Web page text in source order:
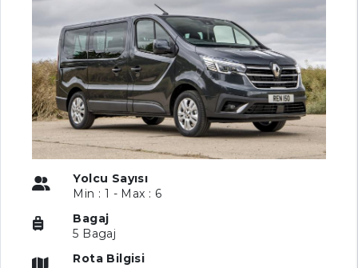
Yolcu Sayısı
Min : 1 - Max : 6
Bagaj
5 Bagaj
Rota Bilgisi